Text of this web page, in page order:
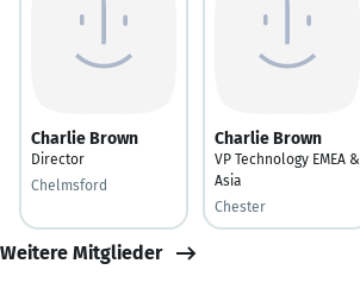
Charlie Brown
Director
Chelmsford
Charlie Brown
VP Technology EMEA &
Asia
Chester
Weitere Mitglieder